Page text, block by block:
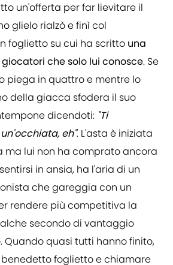
un'offerta per far lievitare il
glielo rialzò e finì col
foglietto su cui ha scritto una
che solo lui conosce. Se
piega in quattro e mentre lo
della giacca sfodera il suo
dicendoti: "Ti
eh". L'asta è iniziata
ma lui non ha comprato ancora
in ansia, ha l'aria di un
che gareggia con un
rendere più competitiva la
secondo di vantaggio
Quando quasi tutti hanno finito,
foglietto e chiamare